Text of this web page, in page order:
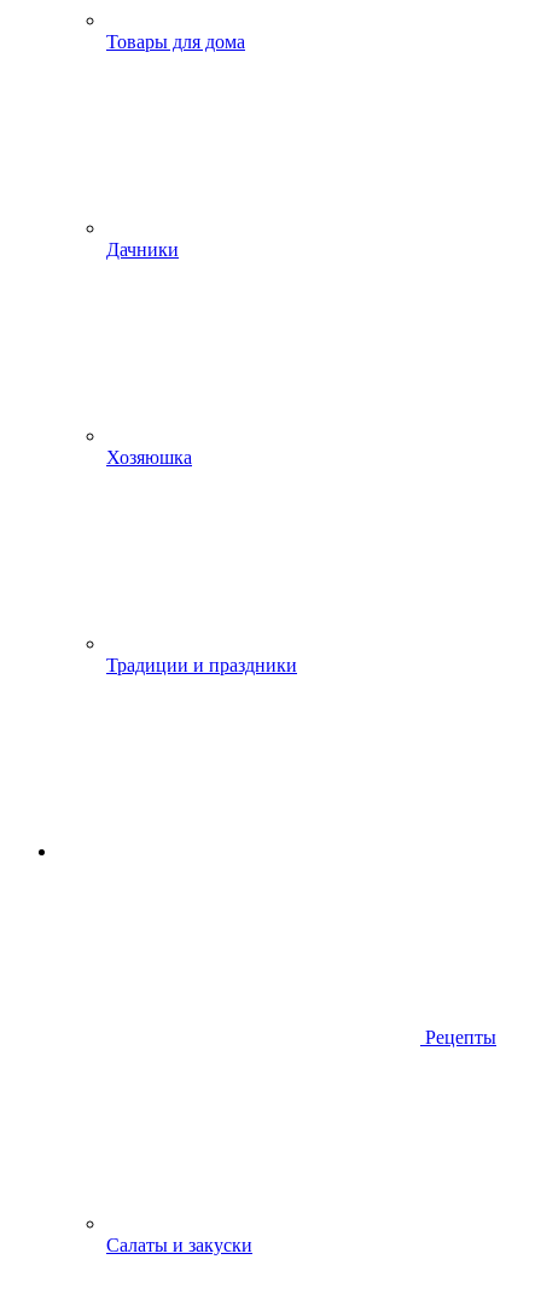
Товары для дома
Дачники
Хозяюшка
Традиции и праздники
Рецепты
Салаты и закуски